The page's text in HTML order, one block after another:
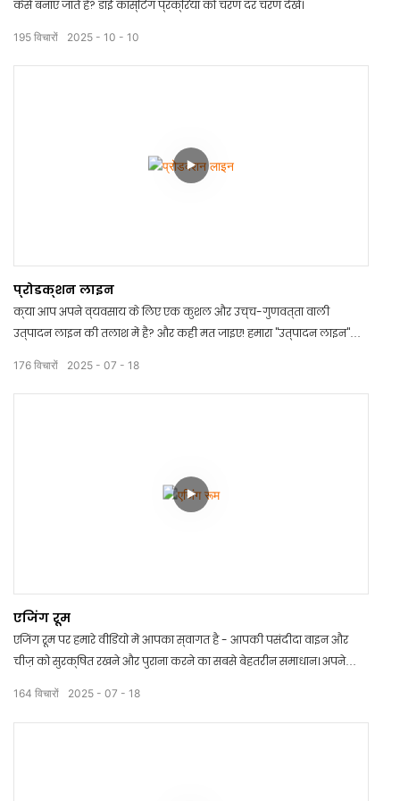
कैसे बनाए जाते हैं? डाई कास्टिंग प्रक्रिया को चरण दर चरण देखें।
2025 10 10
195 विचारों
प्रोडक्शन लाइन
क्या आप अपने व्यवसाय के लिए एक कुशल और उच्च-गुणवत्ता वाली
उत्पादन लाइन की तलाश में हैं? और कहीं मत जाइए! हमारा "उत्पादन लाइन"
अभी देखें कि कैसे हमारे अभिनव समाधान आपके उत्पादन को अगले स्तर तक ले
2025 07 18
176 विचारों
एजिंग रूम
एजिंग रूम पर हमारे वीडियो में आपका स्वागत है - आपकी पसंदीदा वाइन और
चीज़ को सुरक्षित रखने और पुराना करने का सबसे बेहतरीन समाधान। अपने
क्रांतिकारी उत्पाद के साथ खराब हो चुकी वाइन और चीज़ को अलविदा कहें।
2025 07 18
164 विचारों